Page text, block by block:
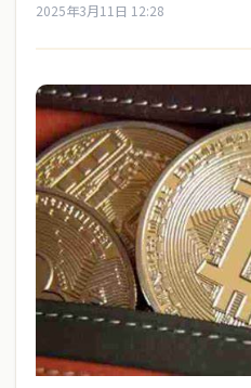
2025年3月11日 12:28